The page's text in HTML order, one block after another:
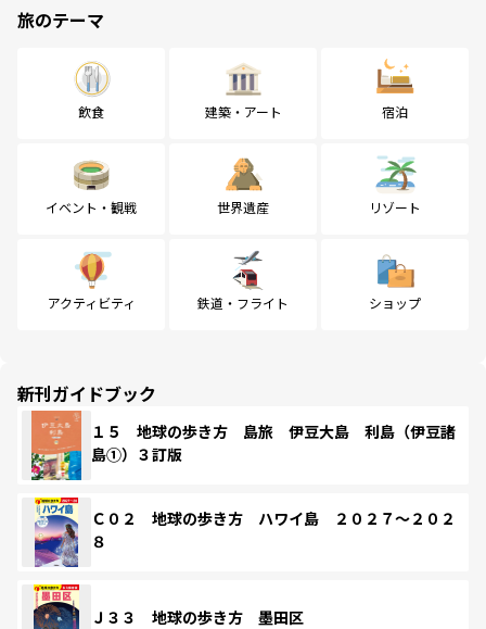
旅のテーマ
飲食 建築・アート 宿泊
イベント・観戦 世界遺産 リゾート
アクティビティ 鉄道・フライト ショップ
新刊ガイドブック
１５ 地球の歩き方 島旅 伊豆大島 利島（伊豆諸
島①）３訂版
Ｃ０２ 地球の歩き方 ハワイ島 ２０２７～２０２
８
Ｊ３３ 地球の歩き方 墨田区